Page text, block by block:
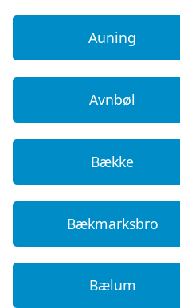
Auning
Avnbøl
Bække
Bækmarksbro
Bælum